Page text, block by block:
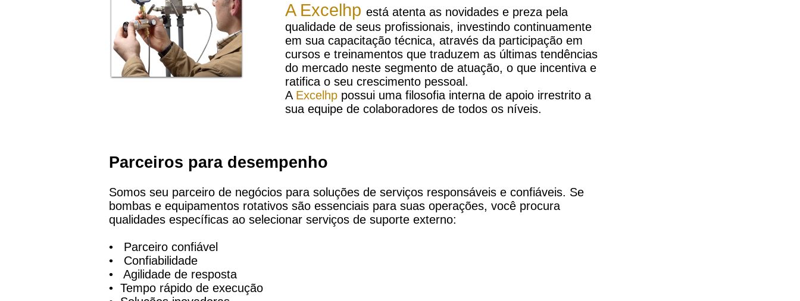
A Excelhp está atenta as novidades e preza pela
qualidade de seus profissionais, investindo continuamente
em sua capacitação técnica, através da participação em
cursos e treinamentos que traduzem as últimas tendências
do mercado neste segmento de atuação, o que incentiva e
ratifica o seu crescimento pessoal.
AExcelhp possui uma filosofia interna de apoio irrestrito a
sua equipe de colaboradores de todos os níveis.
Parceiros para desempenho
Somos seu parceiro de negócios para soluções de serviços responsáveis e confiáveis. Se
bombas e equipamentos rotativos são essenciais para suas operações, você procura
qualidades específicas ao selecionar serviços de suporte externo:
• Parceiro confiável
• Confiabilidade
• Agilidade de resposta
• Tempo rápido de execução